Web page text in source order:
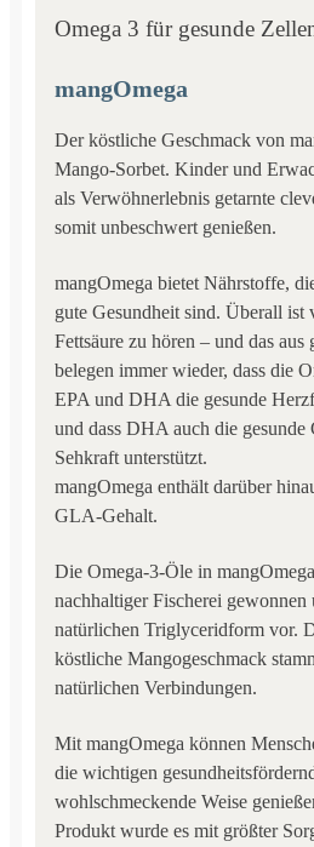
Omega 3 für gesunde
mangOmega
Der köstliche Geschmack von
Mango-Sorbet. Kinder und
als Verwöhnerlebnis getarnte
somit unbeschwert genießen.
mangOmega bietet Nährstoffe,
gute Gesundheit sind. Überall ist
Fettsäure zu hören – und das
belegen immer wieder, dass die
EPA und DHA die gesunde
und dass DHA auch die
Sehkraft unterstützt.
mangOmega enthält darüber
GLA-Gehalt.
Die Omega-3-Öle in
nachhaltiger Fischerei
natürlichen Triglyceridform vor.
köstliche Mangogeschmack
natürlichen Verbindungen.
Mit mangOmega können
die wichtigen
wohlschmeckende Weise
Produkt wurde es mit größter